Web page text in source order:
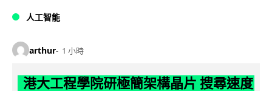
人工智能
arthur 1 小時
港大工程學院研極簡架構晶片 搜尋速度